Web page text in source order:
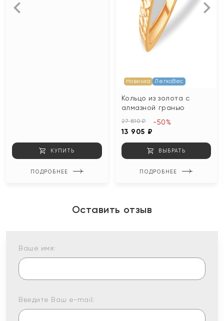
КУПИТЬ
ПОДРОБНЕЕ
Новинка ЛегкоВес
Кольцо из золота с
алмазной гранью
27 810 ₽
13 905 ₽
-50%
ВЫБРАТЬ
ПОДРОБНЕЕ
Оставить отзыв
Ваше имя:
Введите Ваш e-mail: